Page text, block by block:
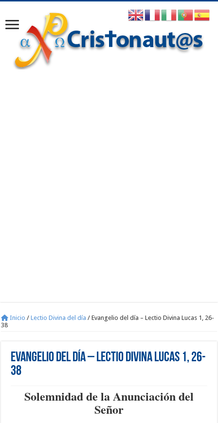
Inicio / Lectio Divina del día / Evangelio del día – Lectio Divina Lucas 1, 26-
38
Evangelio del día – Lectio Divina Lucas 1, 26-
38
Solemnidad de la Anunciación del
Señor